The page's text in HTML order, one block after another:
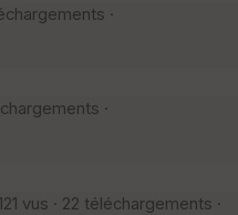
·
·
vus · 22 téléchargements ·